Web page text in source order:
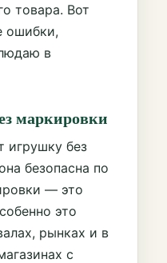
товара. Вот
ошибки,
в
маркировки
игрушку без
безопасна по
— это
это
рынках и в
с